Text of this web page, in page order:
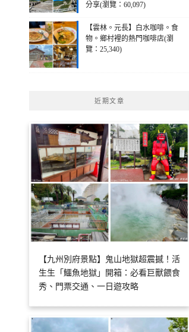
分享(瀏覽：60,097)
【雲林。元長】白水咖啡。食
物。鄉村裡的熱門咖啡店(瀏
覽：25,340)
近期文章
【九州別府景點】鬼山地獄超震撼！活
生生「鱷魚地獄」開箱：必看巨獸餵食
秀、門票交通、一日遊攻略